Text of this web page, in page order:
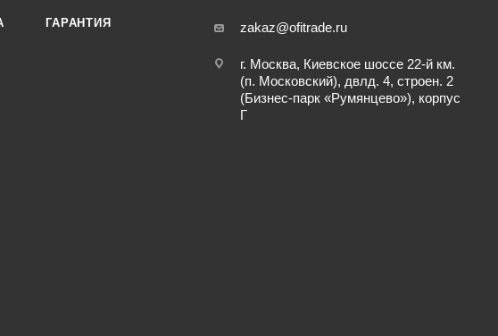
ГАРАНТИЯ zakaz@ofitrade.ru
г. Москва, Киевское шоссе 22-й км.
(п. Московский), двлд. 4, строен. 2
(Бизнес-парк «Румянцево»), корпус
Г